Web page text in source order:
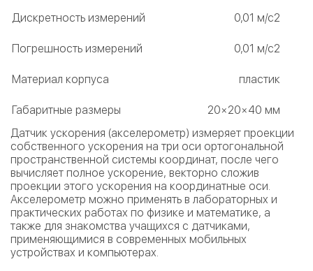
Дискретность измерений 0,01 м/с2
Погрешность измерений 0,01 м/с2
Материал корпуса пластик
Габаритные размеры
20×20×40 мм
Датчик ускорения (акселерометр) измеряет проекции
собственного ускорения на три оси ортогональной
пространственной системы координат, после чего
вычисляет полное ускорение, векторно сложив
проекции этого ускорения на координатные оси.
Акселерометр можно применять в лабораторных и
практических работах по физике и математике, а
также для знакомства учащихся с датчиками,
применяющимися в современных мобильных
устройствах и компьютерах.